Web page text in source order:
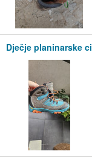
Dječje planinarske